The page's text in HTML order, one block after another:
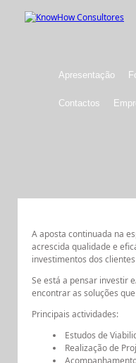
Apresentação
Contactos
A aposta continuada na
acrescida qualidade e
investimentos dos
Se está a pensar investir
encontrar as soluções
Principais actividades:
Estudos de
Realização de